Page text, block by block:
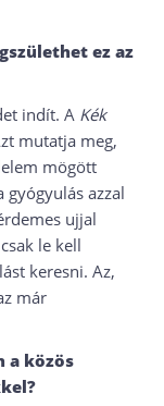
ez az
indít. A Kék
mutatja meg,
mögött
azzal
ujjal
le kell
keresni. Az,
már
a közös